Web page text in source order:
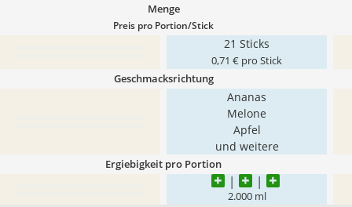
Menge
Preis pro Portion/Stick
21 Sticks
0,71 € pro Stick
Geschmacksrichtung
Ananas
Melone
Apfel
und weitere
Ergiebigkeit pro Portion
2.000 ml